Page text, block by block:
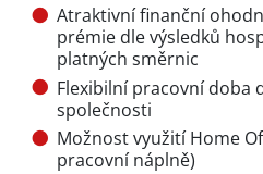
Atraktivní finanční
prémie dle výsledků
platných směrnic
Flexibilní pracovní doba
společnosti
Možnost využití Home
pracovní náplně)